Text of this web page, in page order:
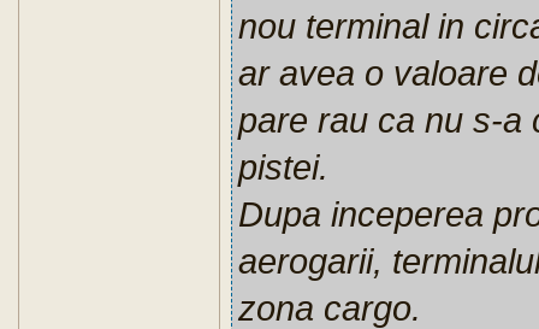
nou terminal in
ar avea o valoare
pare rau ca nu s-a
pistei.
Dupa inceperea
aerogarii,
zona cargo.